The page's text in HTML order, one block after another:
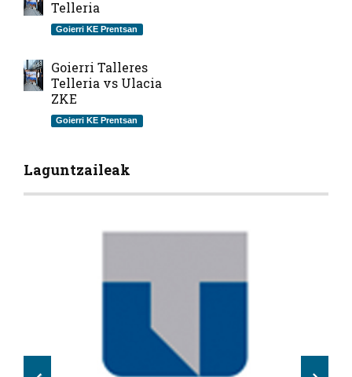
Telleria
Goierri KE Prentsan
Goierri Talleres
Telleria vs Ulacia
ZKE
Goierri KE Prentsan
Laguntzaileak